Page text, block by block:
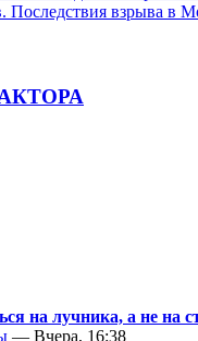
Последствия взрыва в
на лучника, а не на
— Вчера, 16:38